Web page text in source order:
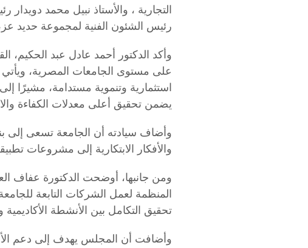
التجارية ، والأستاذ نبيل محمد
رئيس الشئون الفنية لمجموعة حديد
وأكد الدكتور أحمد عادل عبد
على مستوى الجامعات المصرية، ويأتي
استثمارية وتنموية مستدامة، مشيرًا
يضمن تحقيق أعلى معدلات الكفاءة
وأضاف سيادته أن الجامعة تسعى إلى
والأفكار الابتكارية إلى مشروعات
ومن جانبها، أوضحت الدكتورة عفاف
المنظمة لعمل الشركات التابعة
تحقيق التكامل بين الأنشطة الأكاديمية
وأضافت أن المجلس يهدف إلى دعم